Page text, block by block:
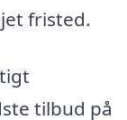
fristed.
tilbud på